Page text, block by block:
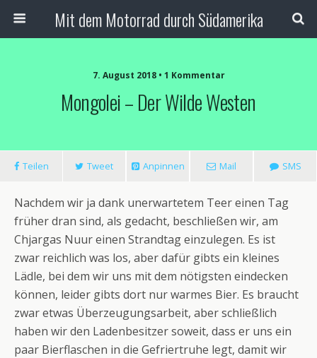
Mit dem Motorrad durch Südamerika
7. August 2018 • 1 Kommentar
Mongolei – Der Wilde Westen
Teilen Tweet Anpinnen Mail SMS
Nachdem wir ja dank unerwartetem Teer einen Tag
früher dran sind, als gedacht, beschließen wir, am
Chjargas Nuur einen Strandtag einzulegen. Es ist
zwar reichlich was los, aber dafür gibts ein kleines
Lädle, bei dem wir uns mit dem nötigsten eindecken
können, leider gibts dort nur warmes Bier. Es braucht
zwar etwas Überzeugungsarbeit, aber schließlich
haben wir den Ladenbesitzer soweit, dass er uns ein
paar Bierflaschen in die Gefriertruhe legt, damit wir